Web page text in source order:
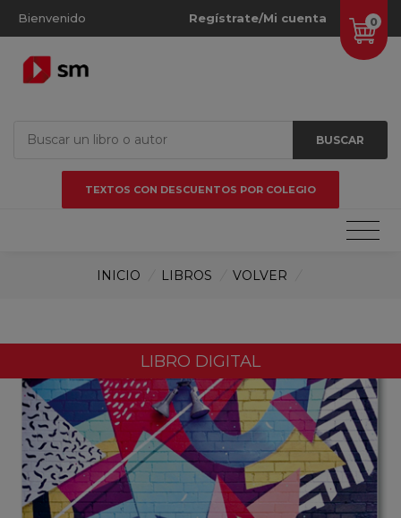
Bienvenido 0
Regístrate/Mi cuenta
BUSCAR
TEXTOS CON DESCUENTOS POR COLEGIO
INICIO LIBROS VOLVER
LIBRO DIGITAL